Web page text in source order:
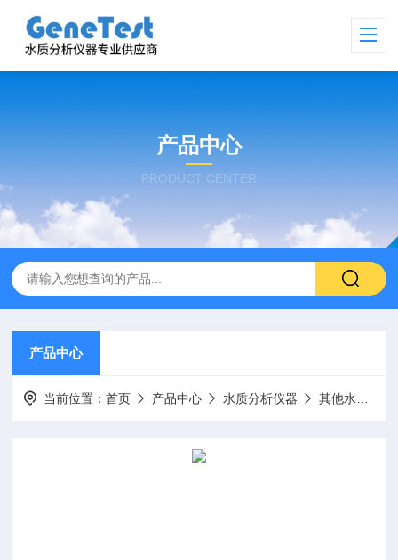
产品中心
PRODUCT CENTER
产品中心
当前位置：首页 产品中心 水质分析仪器 其他水质分析仪及配件